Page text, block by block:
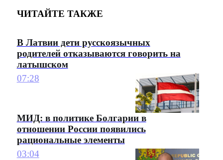
ЧИТАЙТЕ ТАКЖЕ
В Латвии дети русскоязычных
родителей отказываются говорить на
латышском
07:28
МИД: в политике Болгарии в
отношении России появились
рациональные элементы
03:04